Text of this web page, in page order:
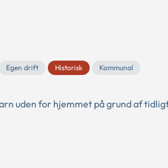
Egen drift Historisk Kommunal
uden for hjemmet på grund af